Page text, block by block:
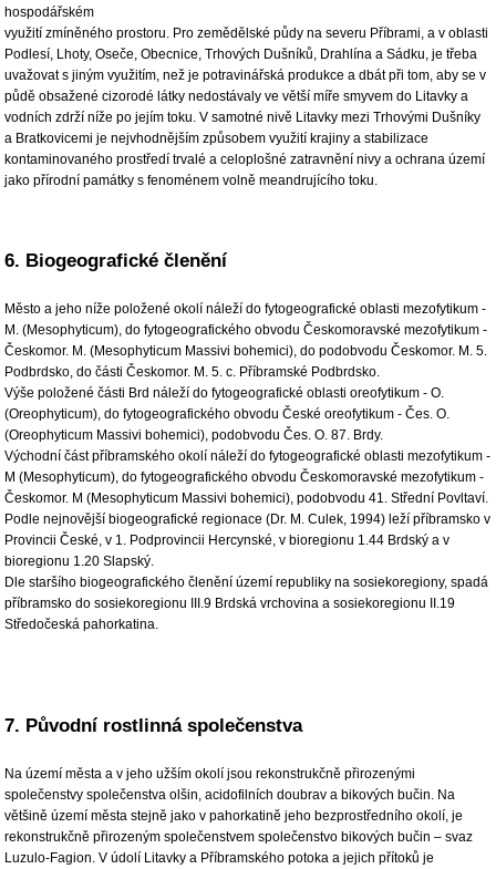
hospodářském
využití zmíněného prostoru. Pro zemědělské půdy na severu Příbrami, a v oblasti
Podlesí, Lhoty, Oseče, Obecnice, Trhových Dušníků, Drahlína a Sádku, je třeba
uvažovat s jiným využitím, než je potravinářská produkce a dbát při tom, aby se v
půdě obsažené cizorodé látky nedostávaly ve větší míře smyvem do Litavky a
vodních zdrží níže po jejím toku. V samotné nivě Litavky mezi Trhovými Dušníky
a Bratkovicemi je nejvhodnějším způsobem využití krajiny a stabilizace
kontaminovaného prostředí trvalé a celoplošné zatravnění nivy a ochrana území
jako přírodní památky s fenoménem volně meandrujícího toku.
6. Biogeografické členění
Město a jeho níže položené okolí náleží do fytogeografické oblasti mezofytikum -
M. (Mesophyticum), do fytogeografického obvodu Českomoravské mezofytikum -
Českomor. M. (Mesophyticum Massivi bohemici), do podobvodu Českomor. M. 5.
Podbrdsko, do části Českomor. M. 5. c. Příbramské Podbrdsko.
Výše položené části Brd náleží do fytogeografické oblasti oreofytikum - O.
(Oreophyticum), do fytogeografického obvodu České oreofytikum - Čes. O.
(Oreophyticum Massivi bohemici), podobvodu Čes. O. 87. Brdy.
Východní část příbramského okolí náleží do fytogeografické oblasti mezofytikum -
M (Mesophyticum), do fytogeografického obvodu Českomoravské mezofytikum -
Českomor. M (Mesophyticum Massivi bohemici), podobvodu 41. Střední Povltaví.
Podle nejnovější biogeografické regionace (Dr. M. Culek, 1994) leží příbramsko v
Provincii České, v 1. Podprovincii Hercynské, v bioregionu 1.44 Brdský a v
bioregionu 1.20 Slapský.
Dle staršího biogeografického členění území republiky na sosiekoregiony, spadá
příbramsko do sosiekoregionu III.9 Brdská vrchovina a sosiekoregionu II.19
Středočeská pahorkatina.
7. Původní rostlinná společenstva
Na území města a v jeho užším okolí jsou rekonstrukčně přirozenými
společenstvy společenstva olšin, acidofilních doubrav a bikových bučin. Na
většině území města stejně jako v pahorkatině jeho bezprostředního okolí, je
rekonstrukčně přirozeným společenstvem společenstvo bikových bučin – svaz
Luzulo-Fagion. V údolí Litavky a Příbramského potoka a jejich přítoků je